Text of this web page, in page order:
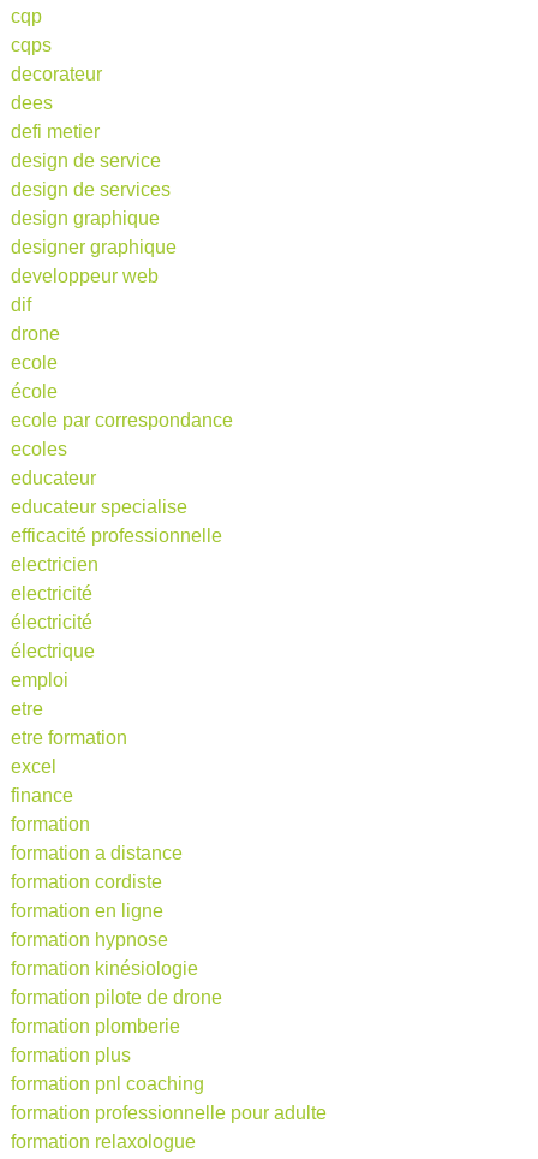
cqp
cqps
decorateur
dees
defi metier
design de service
design de services
design graphique
designer graphique
developpeur web
dif
drone
ecole
école
ecole par correspondance
ecoles
educateur
educateur specialise
efficacité professionnelle
electricien
electricité
électricité
électrique
emploi
etre
etre formation
excel
finance
formation
formation a distance
formation cordiste
formation en ligne
formation hypnose
formation kinésiologie
formation pilote de drone
formation plomberie
formation plus
formation pnl coaching
formation professionnelle pour adulte
formation relaxologue